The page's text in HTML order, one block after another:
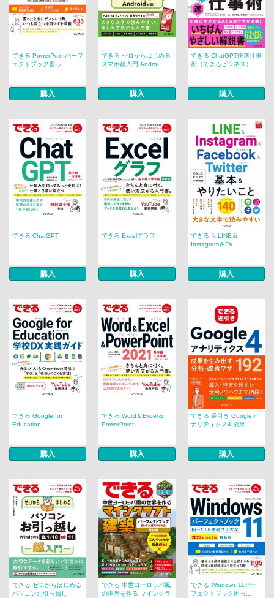
できる PowerPointパーフ
ェクトブック困っ...
購入
できる ゼロからはじめる
スマホ超入門 Androi...
購入
できる ChatGPT快速仕事
術（できるビジネス）
購入
できる ChatGPT
購入
できる Excelグラフ
購入
できる fit LINE＆
Instagram＆Fa...
購入
できる Google for
Education ...
購入
できる Word＆Excel＆
PowerPoint...
購入
できる 逆引き Googleア
ナリティクス4 成果...
購入
できる ゼロからはじめる
パソコンお引っ越し
できる 中世ヨーロッパ風
の世界を作る マインクラ
できる Windows 11パー
フェクトブック困っ...